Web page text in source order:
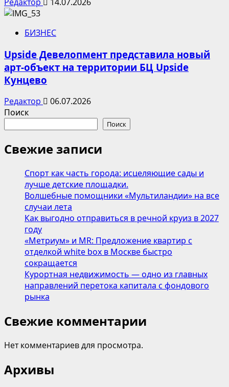
БИЗНЕС
Upside Девелопмент представила новый
арт-объект на территории БЦ Upside
Кунцево
Редактор
06.07.2026
Поиск
Поиск
Свежие записи
Спорт как часть города: исцеляющие сады и
лучше детские площадки.
Волшебные помощники «Мультиландии» на все
случаи лета
Как выгодно отправиться в речной круиз в 2027
году
«Метриум» и MR: Предложение квартир с
отделкой white box в Москве быстро
сокращается
Курортная недвижимость — одно из главных
направлений перетока капитала с фондового
рынка
Свежие комментарии
Нет комментариев для просмотра.
Архивы